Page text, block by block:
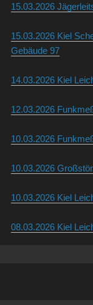
15.03.2026
15.03.2026 Kiel
Gebäude 97
14.03.2026 Kiel
12.03.2026
10.03.2026
10.03.2026
10.03.2026 Kiel
08.03.2026 Kiel